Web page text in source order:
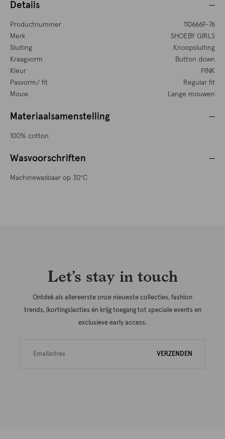
Details
Productnummer
1106669-76
Merk
SHOEBY GIRLS
Sluiting
Knoopsluiting
Kraagvorm
Button down
Kleur
PINK
Pasvorm/ fit
Regular fit
Mouw
Lange mouwen
Materiaalsamenstelling
100% cotton
Wasvoorschriften
Machinewasbaar op 30°C
Let’s stay in touch
Ontdek als allereerste onze nieuwste collecties, fashion
trends, (kortings)acties én krijg toegang tot speciale events en
exclusieve early access.
VERZENDEN